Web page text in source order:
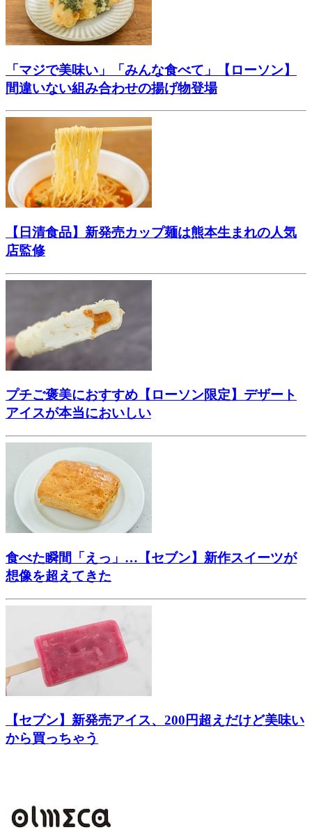
「マジで美味い」「みんな食べて」【ローソン】
間違いない組み合わせの揚げ物登場
【日清食品】新発売カップ麺は熊本生まれの人気
店監修
プチご褒美におすすめ【ローソン限定】デザート
アイスが本当においしい
食べた瞬間「えっ」…【セブン】新作スイーツが
想像を超えてきた
【セブン】新発売アイス、200円超えだけど美味い
から買っちゃう